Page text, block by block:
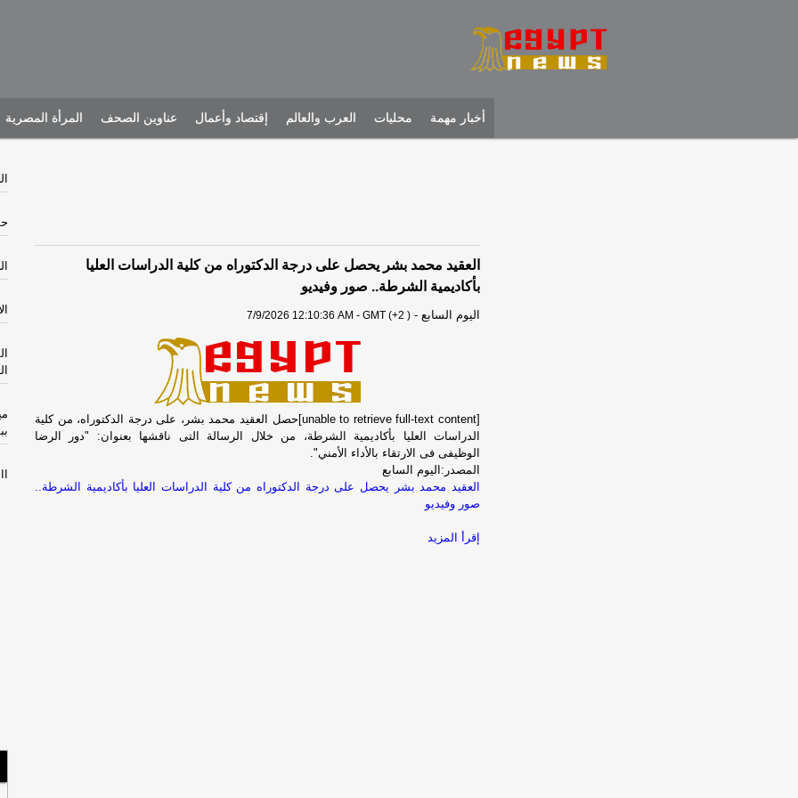
أخبار مهمة محليات العرب والعالم إقتصاد وأعمال عناوين الصحف المرأة المصرية
العقيد محمد بشر يحصل على درجة الدكتوراه من كلية الدراسات العليا
بأكاديمية الشرطة.. صور وفيديو
اليوم السابع -
7/9/2026 12:10:36 AM - GMT (+2 )
[unable to retrieve full-text content]حصل العقيد محمد بشر، على درجة الدكتوراه، من كلية
الدراسات العليا بأكاديمية الشرطة، من خلال الرسالة التى ناقشها بعنوان: "دور الرضا
الوظيفى فى الارتقاء بالأداء الأمني".
المصدر:اليوم السابع
العقيد محمد بشر يحصل على درجة الدكتوراه من كلية الدراسات العليا بأكاديمية الشرطة..
صور وفيديو
إقرأ المزيد